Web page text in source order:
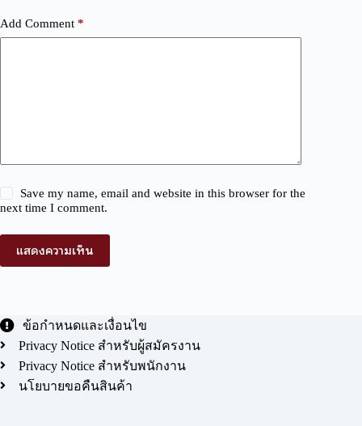
Add Comment *
Save my name, email and website in this browser for the
next time I comment.
แสดงความเห็น
ข้อกำหนดและเงื่อนไข
Privacy Notice สำหรับผู้สมัครงาน
Privacy Notice สำหรับพนักงาน
นโยบายขอคืนสินค้า